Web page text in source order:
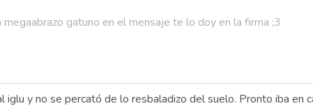
megaabrazo gatuno en el mensaje te lo doy en la firma ;3
iglu y no se percató de lo resbaladizo del suelo. Pronto iba en